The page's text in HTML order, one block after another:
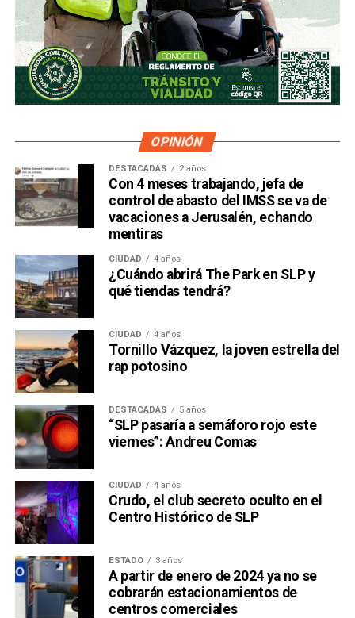
OPINIÓN
DESTACADAS 2 años
Con 4 meses trabajando, jefa de
control de abasto del IMSS se va de
vacaciones a Jerusalén, echando
mentiras
CIUDAD 4 años
¿Cuándo abrirá The Park en SLP y
qué tiendas tendrá?
CIUDAD 4 años
Tornillo Vázquez, la joven estrella del
rap potosino
DESTACADAS 5 años
“SLP pasaría a semáforo rojo este
viernes”: Andreu Comas
CIUDAD 4 años
Crudo, el club secreto oculto en el
Centro Histórico de SLP
ESTADO 3 años
A partir de enero de 2024 ya no se
cobrarán estacionamientos de
centros comerciales